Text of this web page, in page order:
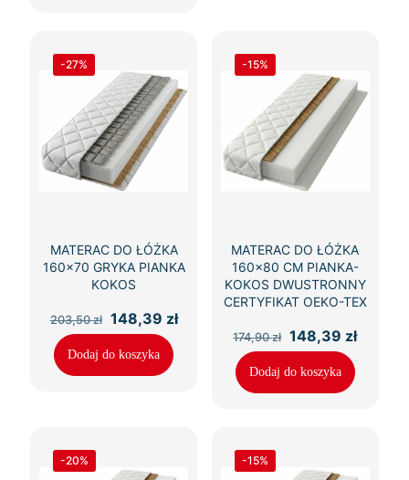
-27%
MATERAC DO ŁÓŻKA
160×70 GRYKA PIANKA
KOKOS
203,50zł
Pierwotna
cena
wynosiła:
203,50 zł.
148,39 złAktualna
148,39 zł.
Dodaj do koszyka
-15%
MATERAC DO ŁÓŻKA
160×80 CM PIANKA-
KOKOS DWUSTRONNY
CERTYFIKAT OEKO-TEX
174,90zł Pierwotna
cena
wynosiła:
174,90 zł.
148,39 zł
Dodaj do koszyka
-20% -15%